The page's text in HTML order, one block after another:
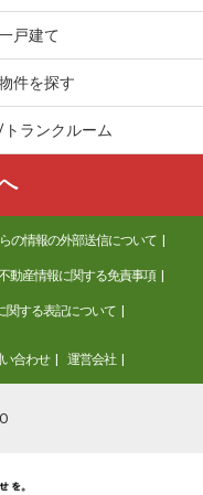
戸建て
件を探す
ランクルーム
の情報の外部送信について
動産情報に関する免責事項
関する表記について
合わせ 運営会社